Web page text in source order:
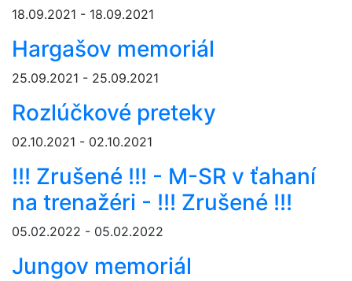
18.09.2021 - 18.09.2021
Hargašov memoriál
25.09.2021 - 25.09.2021
Rozlúčkové preteky
02.10.2021 - 02.10.2021
!!! Zrušené !!! - M-SR v ťahaní
na trenažéri - !!! Zrušené !!!
05.02.2022 - 05.02.2022
Jungov memoriál